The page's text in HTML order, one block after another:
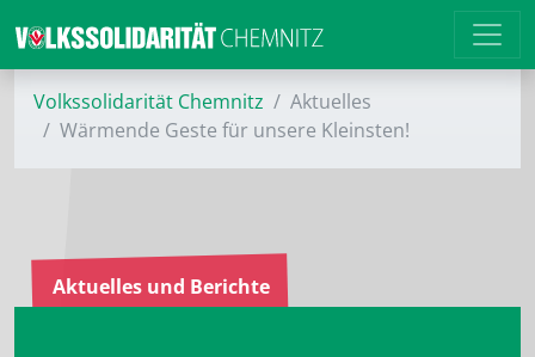
Volkssolidarität Chemnitz
Aktuelles
Wärmende Geste für unsere Kleinsten!
Aktuelles und Berichte